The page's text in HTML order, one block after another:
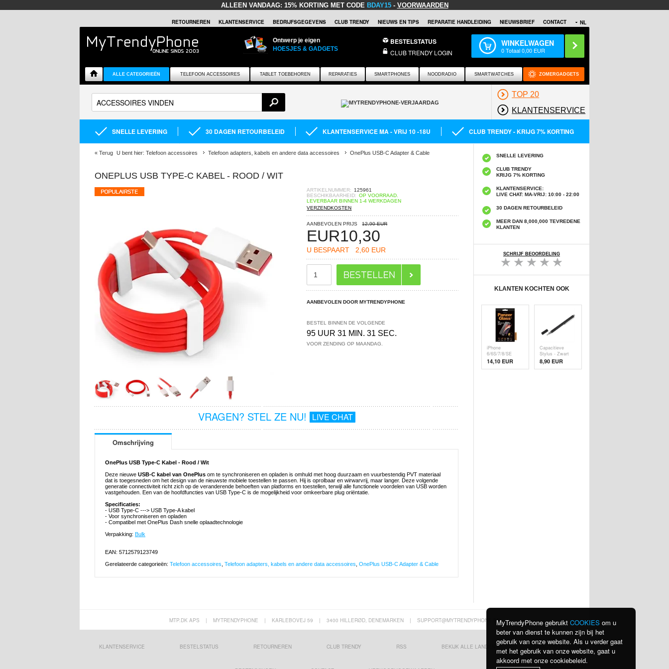
ALLEEN VANDAAG: 15% KORTING MET CODE BDAY15- VOORWAARDEN
NL
RETOURNEREN KLANTENSERVICE BEDRIJFSGEGEVENS CLUB TRENDY NIEUWS EN TIPS REPARATIE HANDLEIDING NIEUWSBRIEF CONTACT
Ontwerp je eigen
HOESJES & GADGETS
BESTELSTATUS
CLUB TRENDY LOGIN
WINKELWAGEN
0Totaal0,00 EUR
ALLE CATEGORIEËN TELEFOON ACCESSOIRES TABLET TOEBEHOREN REPARATIES SMARTPHONES NOODRADIO SMARTWATCHES ZOMERGADGETS
TOP 20
KLANTENSERVICE
SNELLE LEVERING 30 DAGEN RETOURBELEID KLANTENSERVICE MA - VRIJ 10 -18U CLUB TRENDY - KRIJG 7% KORTING
« Terug U bent hier: Telefoon accessoires Telefoon adapters, kabels en andere data accessoires OnePlus USB-C Adapter & Cable
ONEPLUS USB TYPE-C KABEL - ROOD / WIT
ARTIKELNUMMER:
125961
BESCHIKBAARHEID: OP VOORRAAD.
LEVERBAAR BINNEN 1-4 WERKDAGEN
VERZENDKOSTEN
AANBEVOLEN PRIJS 12,90 EUR
EUR10,30
U BESPAART 2,60 EUR
AANBEVOLEN DOOR MYTRENDYPHONE
BESTEL BINNEN DE VOLGENDE
95 UUR 31 MIN. 31 SEC.
VOOR ZENDING OP MAANDAG.
VRAGEN? STEL ZE NU! LIVE CHAT
Omschrijving
OnePlus USB Type-C Kabel - Rood / Wit
Deze nieuwe USB-C kabel van OnePlus om te synchroniseren en opladen is omhuld met hoog duurzaam en vuurbestendig PVT materiaal
dat is toegesneden om het design van de nieuwste mobiele toestellen te passen. Hij is oprolbaar en wirwarvrij, maar langer. Deze volgende
generatie connectiviteit richt zich op de veranderende behoeften van platforms en toestellen, terwijl alle functionele voordelen van USB worden
vastgehouden. Een van de hoofdfuncties van USB Type-C is de mogelijkheid voor omkeerbare plug oriëntatie.
Specificaties:
- USB Type-C ---> USB Type-A kabel
- Voor synchroniseren en opladen
- Compatibel met OnePlus Dash snelle oplaadtechnologie
Verpakking: Bulk
EAN: 5712579123749
Gerelateerde categorieën: Telefoon accessoires Telefoon adapters, kabels en andere data accessoires OnePlus USB-C Adapter & Cable
SNELLE LEVERING
CLUB TRENDY
KRIJG 7% KORTING
KLANTENSERVICE:
LIVE CHAT: MA-VRIJ: 10:00 - 22:00
30 DAGEN RETOURBELEID
MEER DAN 8,000,000 TEVREDENE
KLANTEN
SCHRIJF BEOORDELING
KLANTEN KOCHTEN OOK
iPhone
6/6S/7/8/SE
(2020)/SE (
14,10 EUR
Capacitieve
Stylus - Zwart
8,90 EUR
MTP.DK APS | MYTRENDYPHONE | KARLEBOVEJ 59 | 3400 HILLERØD, DENEMARKEN | SUPPORT@MYTRENDYPHONE.BE
KLANTENSERVICE BESTELSTATUS RETOURNEREN CLUB TRENDY RSS BEKIJK ALLE LANDEN
MyTrendyPhone gebruikt COOKIES om u
beter van dienst te kunnen zijn bij het
gebruik van onze website. Als u verder gaat
met het gebruik van onze website, gaat u
akkoord met onze cookiebeleid.